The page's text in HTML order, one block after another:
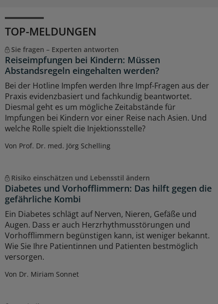
TOP-MELDUNGEN
Sie fragen – Experten antworten
Reiseimpfungen bei Kindern: Müssen
Abstandsregeln eingehalten werden?
Bei der Hotline Impfen werden Ihre Impf-Fragen aus der
Praxis evidenzbasiert und fachkundig beantwortet.
Diesmal geht es um mögliche Zeitabstände für
Impfungen bei Kindern vor einer Reise nach Asien. Und
welche Rolle spielt die Injektionsstelle?
Von Prof. Dr. med. Jörg Schelling
Risiko einschätzen und Lebensstil ändern
Diabetes und Vorhofflimmern: Das hilft gegen die
gefährliche Kombi
Ein Diabetes schlägt auf Nerven, Nieren, Gefäße und
Augen. Dass er auch Herzrhythmusstörungen und
Vorhofflimmern begünstigen kann, ist weniger bekannt.
Wie Sie Ihre Patientinnen und Patienten bestmöglich
versorgen.
Von Dr. Miriam Sonnet